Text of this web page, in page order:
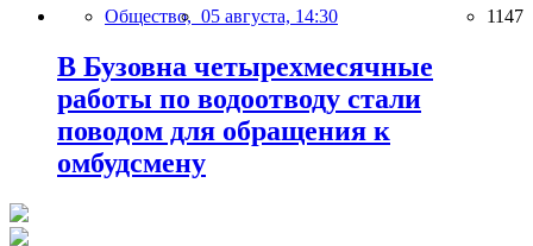
Общество, 05 августа, 14:30 1147
В Бузовна четырехмесячные
работы по водоотводу стали
поводом для обращения к
омбудсмену